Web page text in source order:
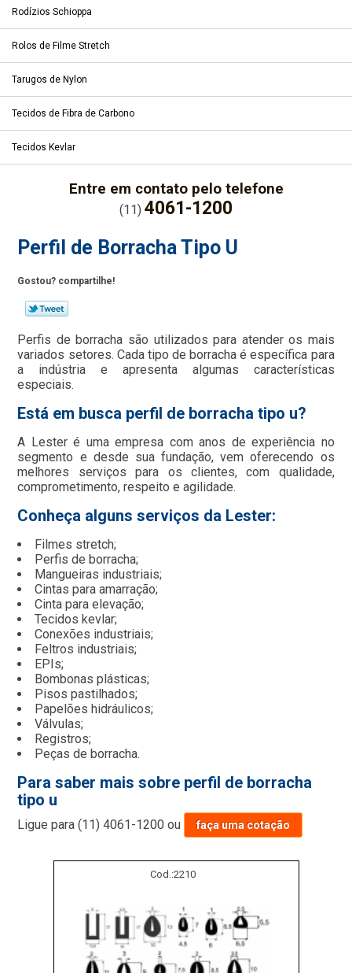
Rodízios Schioppa
Rolos de Filme Stretch
Tarugos de Nylon
Tecidos de Fibra de Carbono
Tecidos Kevlar
Entre em contato pelo telefone
(11) 4061-1200
Perfil de Borracha Tipo U
Gostou? compartilhe!
Perfis de borracha são utilizados para atender os mais
variados setores. Cada tipo de borracha é específica para
a indústria e apresenta algumas características
especiais.
Está em busca perfil de borracha tipo u?
A Lester é uma empresa com anos de experiência no
segmento e desde sua fundação, vem oferecendo os
melhores serviços para os clientes, com qualidade,
comprometimento, respeito e agilidade.
Conheça alguns serviços da Lester:
Filmes stretch;
Perfis de borracha;
Mangueiras industriais;
Cintas para amarração;
Cinta para elevação;
Tecidos kevlar;
Conexões industriais;
Feltros industriais;
EPIs;
Bombonas plásticas;
Pisos pastilhados;
Papelões hidráulicos;
Válvulas;
Registros;
Peças de borracha.
Para saber mais sobre perfil de borracha
tipo u
Ligue para(11) 4061-1200 ou faça uma cotação
Cod.:2210